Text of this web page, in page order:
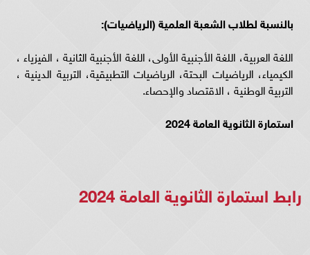
بالنسبة لطلاب الشعبة العلمية (الرياضيات):
اللغة العربية، اللغة الأجنبية الأولى، اللغة الأجنبية الثانية ، الفيزياء ،
الكيمياء، الرياضيات البحتة، الرياضيات التطبيقية، التربية الدينية ،
التربية الوطنية ، الاقتصاد والإحصاء.
استمارة الثانوية العامة 2024
رابط استمارة الثانوية العامة 2024